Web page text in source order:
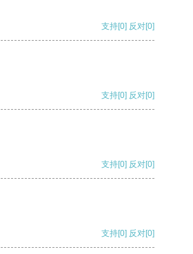
支持[0] 反对[0]
支持[0] 反对[0]
支持[0] 反对[0]
支持[0] 反对[0]